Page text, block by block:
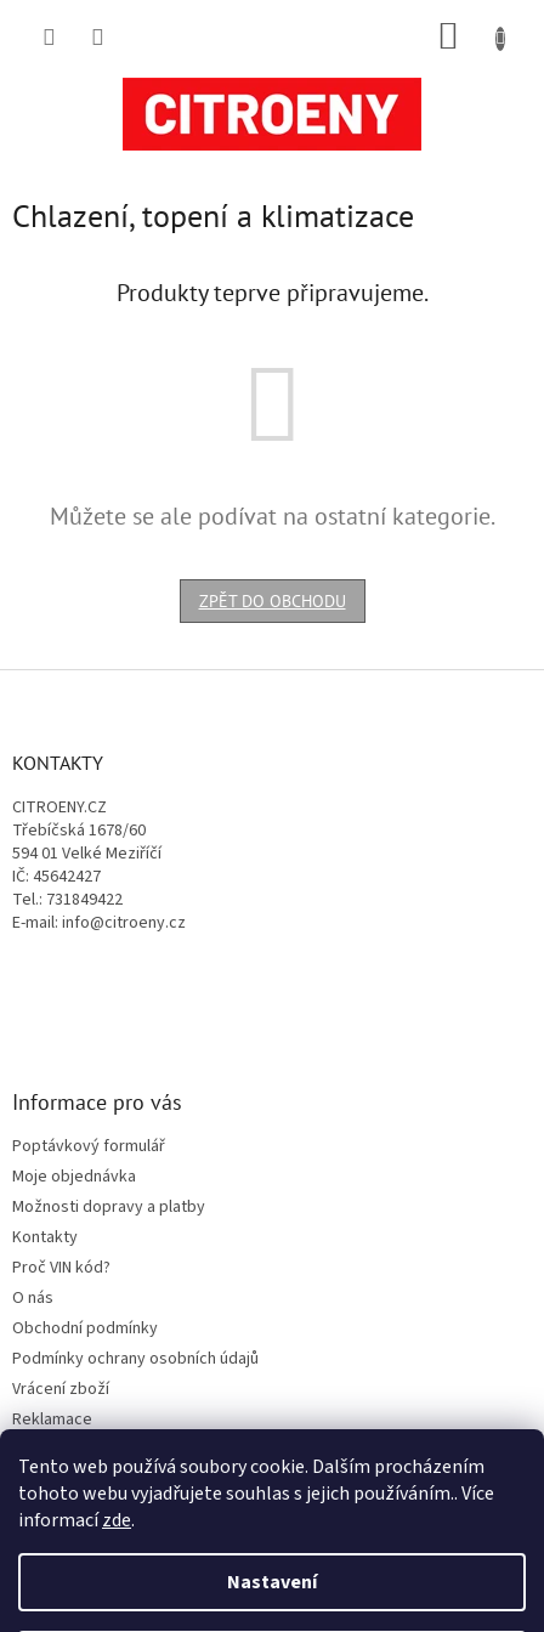
Tento web používá soubory cookie. Dalším procházením
tohoto webu vyjadřujete souhlas s jejich používáním.. Více
informacízde.
Nastavení
Chlazení, topení a klimatizace
Produkty teprve připravujeme.
Můžete se ale podívat na ostatní kategorie.
ZPĚT DO OBCHODU
KONTAKTY
CITROENY.CZ
Třebíčská 1678/60
594 01 Velké Meziříčí
IČ: 45642427
Tel.: 731849422
E-mail: info@citroeny.cz
Informace pro vás
Poptávkový formulář
Moje objednávka
Možnosti dopravy a platby
Kontakty
Proč VIN kód?
O nás
Obchodní podmínky
Podmínky ochrany osobních údajů
Vrácení zboží
Reklamace
BLOG
Vytvořil Shoptet